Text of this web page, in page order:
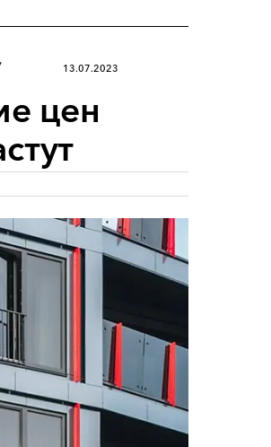
13.07.2023
цен